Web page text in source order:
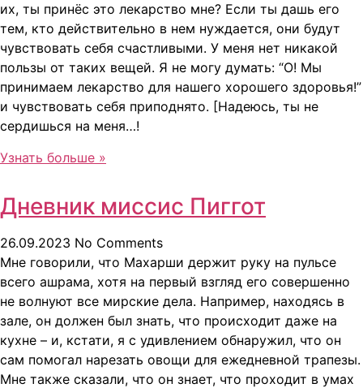
их, ты принёс это лекарство мне? Если ты дашь его
тем, кто действительно в нем нуждается, они будут
чувствовать себя счастливыми. У меня нет никакой
пользы от таких вещей. Я не могу думать: “О! Мы
принимаем лекарство для нашего хорошего здоровья!”
и чувствовать себя приподнято. [Надеюсь, ты не
сердишься на меня…!
Узнать больше »
Дневник миссис Пиггот
26.09.2023 No Comments
Мне говорили, что Махарши держит руку на пульсе
всего ашрама, хотя на первый взгляд его совершенно
не волнуют все мирские дела. Например, находясь в
зале, он должен был знать, что происходит даже на
кухне – и, кстати, я с удивлением обнаружил, что он
сам помогал нарезать овощи для ежедневной трапезы.
Мне также сказали, что он знает, что проходит в умах